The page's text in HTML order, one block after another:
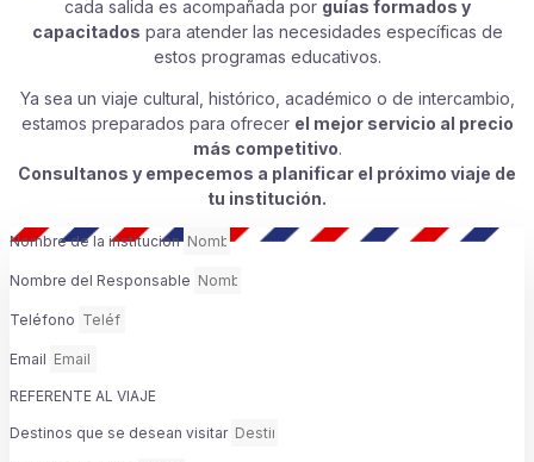
cada salida es acompañada por guías formados y
capacitados para atender las necesidades específicas de
estos programas educativos.
Ya sea un viaje cultural, histórico, académico o de intercambio,
estamos preparados para ofrecer el mejor servicio al precio
más competitivo.
Consultanos y empecemos a planificar el próximo viaje de
tu institución.
Nombre de la institución
Nombre del Responsable
Teléfono
Email
REFERENTE AL VIAJE
Destinos que se desean visitar